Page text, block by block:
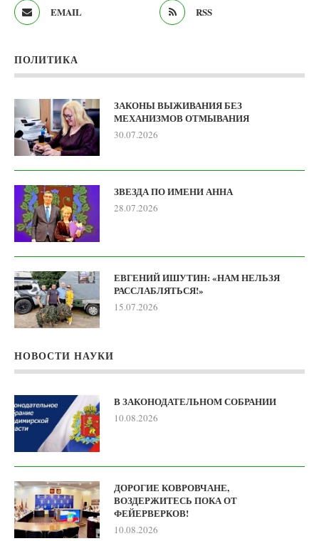
EMAIL RSS
ПОЛИТИКА
ЗАКОНЫ ВЫЖИВАНИЯ БЕЗ
МЕХАНИЗМОВ ОТМЫВАНИЯ
30.07.2026
ЗВЕЗДА ПО ИМЕНИ АННА
28.07.2026
ЕВГЕНИЙ ИШУТИН: «НАМ НЕЛЬЗЯ
РАССЛАБЛЯТЬСЯ!»
15.07.2026
НОВОСТИ НАУКИ
В ЗАКОНОДАТЕЛЬНОМ СОБРАНИИ
10.08.2026
ДОРОГИЕ КОВРОВЧАНЕ,
ВОЗДЕРЖИТЕСЬ ПОКА ОТ
ФЕЙЕРВЕРКОВ!
10.08.2026